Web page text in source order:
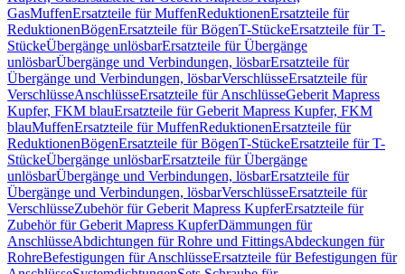
GasMuffenErsatzteile für MuffenReduktionenErsatzteile für
ReduktionenBögenErsatzteile für BögenT-StückeErsatzteile für T-
StückeÜbergänge unlösbarErsatzteile für Übergänge
unlösbarÜbergänge und Verbindungen, lösbarErsatzteile für
Übergänge und Verbindungen, lösbarVerschlüsseErsatzteile für
VerschlüsseAnschlüsseErsatzteile für AnschlüsseGeberit Mapress
Kupfer, FKM blauErsatzteile für Geberit Mapress Kupfer, FKM
blauMuffenErsatzteile für MuffenReduktionenErsatzteile für
ReduktionenBögenErsatzteile für BögenT-StückeErsatzteile für T-
StückeÜbergänge unlösbarErsatzteile für Übergänge
unlösbarÜbergänge und Verbindungen, lösbarErsatzteile für
Übergänge und Verbindungen, lösbarVerschlüsseErsatzteile für
VerschlüsseZubehör für Geberit Mapress KupferErsatzteile für
Zubehör für Geberit Mapress KupferDämmungen für
AnschlüsseAbdichtungen für Rohre und FittingsAbdeckungen für
RohreBefestigungen für AnschlüsseErsatzteile für Befestigungen für